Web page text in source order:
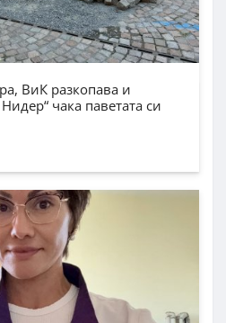
ВиК разкопава и
чака паветата си